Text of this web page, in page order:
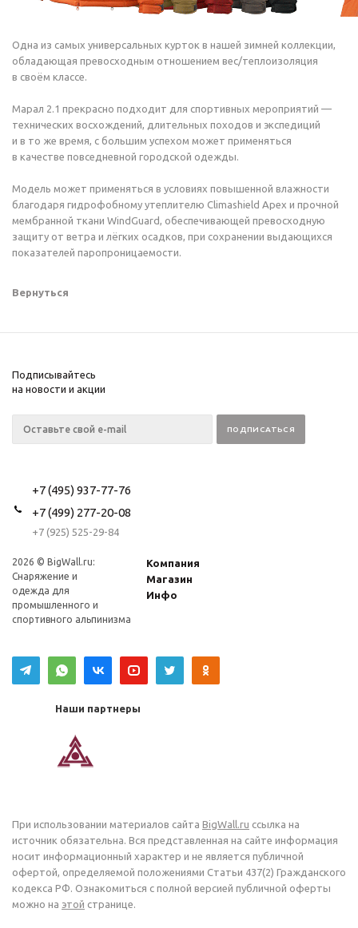
Одна из самых универсальных курток в нашей зимней коллекции,
обладающая превосходным отношением вес/теплоизоляция
в своём классе.
Марал 2.1 прекрасно подходит для спортивных мероприятий —
технических восхождений, длительных походов и экспедиций
и в то же время, с большим успехом может применяться
в качестве повседневной городской одежды.
Модель может применяться в условиях повышенной влажности
благодаря гидрофобному утеплителю Climashield Apex и прочной
мембранной ткани WindGuard, обеспечивающей превосходную
защиту от ветра и лёгких осадков, при сохранении выдающихся
показателей паропроницаемости.
Вернуться
Подписывайтесь
на новости и акции
+7 (495) 937-77-76
+7 (499) 277-20-08
+7 (925) 525-29-84
2026 © BigWall.ru:
Снаряжение и
одежда для
промышленного и
спортивного альпинизма
Компания
Магазин
Инфо
Наши партнеры
При использовании материалов сайта BigWall.ru ссылка на
источник обязательна. Вся представленная на сайте информация
носит информационный характер и не является публичной
офертой, определяемой положениями Статьи 437(2) Гражданского
кодекса РФ. Ознакомиться с полной версией публичной оферты
можно на этой странице.